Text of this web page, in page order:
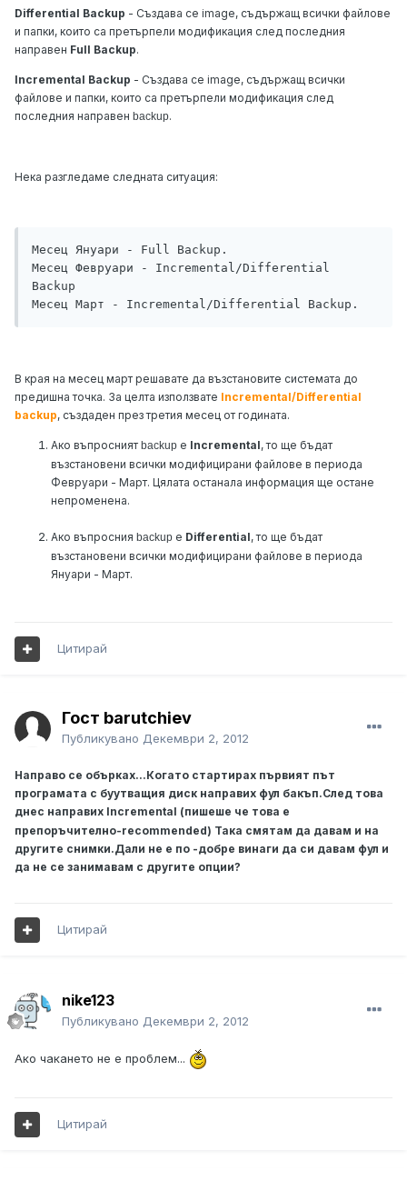
Differential Backup - Създава се image, съдържащ всички файлове
и папки, които са претърпели модификация след последния
направен Full Backup.
Incremental Backup - Създава се image, съдържащ всички
файлове и папки, които са претърпели модификация след
последния направен backup.
Нека разгледаме следната ситуация:
Месец Януари - Full Backup.
Месец Февруари - Incremental/Differential
Backup
В края на месец март решавате да възстановите системата до
предишна точка. За целта използвате Incremental/Differential
backup, създаден през третия месец от годината.
Ако въпросният backup е Incremental, то ще бъдат
възстановени всички модифицирани файлове в периода
Февруари - Март. Цялата останала информация ще остане
непроменена.
Ако въпросния backup е Differential, то ще бъдат
възстановени всички модифицирани файлове в периода
Януари - Март.
Цитирай
Гост barutchiev
Публикувано Декември 2, 2012
Направо се обърках...Когато стартирах първият път
програмата с буутващия диск направих фул бакъп.След това
днес направих Incremental (пишеше че това е
препоръчително-recommended) Така смятам да давам и на
другите снимки.Дали не е по -добре винаги да си давам фул и
да не се занимавам с другите опции?
Цитирай
nike123
Публикувано Декември 2, 2012
Ако чакането не е проблем...
Цитирай